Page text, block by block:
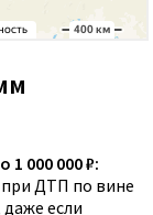
000 000 ₽:
ДТП по вине
если